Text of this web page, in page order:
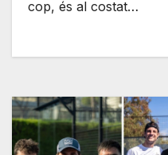
cop, és al costat…